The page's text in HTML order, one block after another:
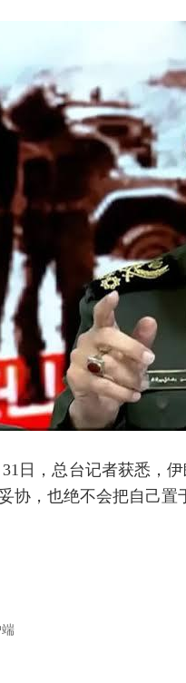
日，总台记者获悉，
协，也绝不会把自己置